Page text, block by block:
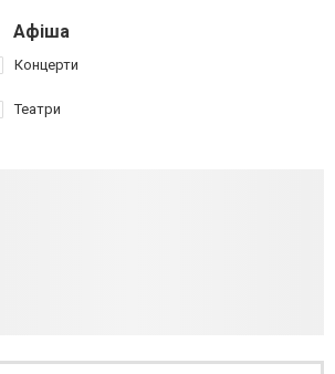
Афіша
Концерти
Театри